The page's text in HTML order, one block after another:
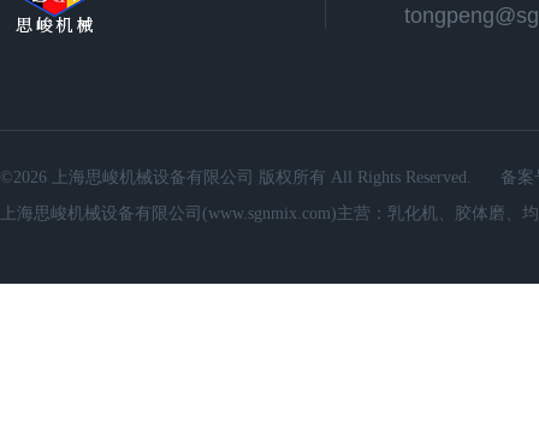
©2026 上海思峻机械设备有限公司 版权所有 All Rights Reserved.
备案
上海思峻机械设备有限公司(www.sgnmix.com)主营：乳化机、胶体磨